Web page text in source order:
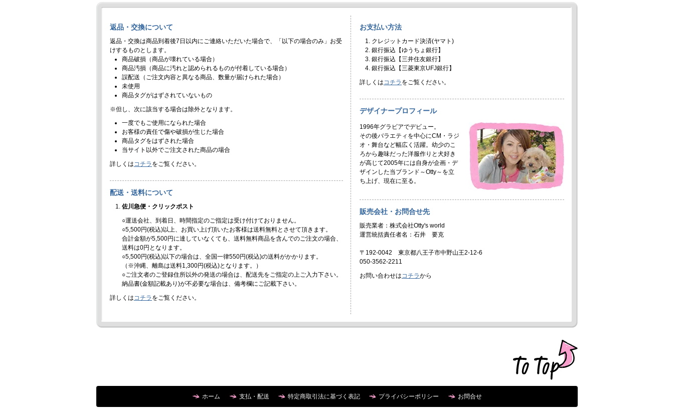
返品・交換について
返品・交換は商品到着後7日以内にご連絡いただいた場合で、「以下の場合のみ」お受
けするものとします。
商品破損（商品が壊れている場合）
商品汚損（商品に汚れと認められるものが付着している場合）
誤配送（ご注文内容と異なる商品、数量が届けられた場合）
未使用
商品タグがはずされていないもの
※但し、次に該当する場合は除外となります。
一度でもご使用になられた場合
お客様の責任で傷や破損が生じた場合
商品タグをはずされた場合
当サイト以外でご注文された商品の場合
詳しくは コチラ をご覧ください。
配送・送料について
佐川急便・クリックポスト
○運送会社、到着日、時間指定のご指定は受け付けておりません。
○5,500円(税込)以上、お買い上げ頂いたお客様は送料無料とさせて頂きます。
合計金額が5,500円に達していなくても、送料無料商品を含んでのご注文の場合、
送料は0円となります。
○5,500円(税込)以下の場合は、全国一律550円(税込)の送料がかかります。
（※沖縄、離島は送料1,300円(税込)となります。）
○ご注文者のご登録住所以外の発送の場合は、配送先をご指定の上ご入力下さい。
納品書(金額記載あり)が不必要な場合は、備考欄にご記載下さい。
詳しくは コチラ をご覧ください。
お支払い方法
クレジットカード決済(ヤマト)
銀行振込【ゆうちょ銀行】
銀行振込【三井住友銀行】
銀行振込【三菱東京UFJ銀行】
詳しくは コチラ をご覧ください。
デザイナープロフィール
1996年グラビアでデビュー。
その後バラエティを中心にCM・ラジ
オ・舞台など幅広く活躍。幼少のこ
ろから趣味だった洋服作りと犬好き
が高じて2005年には自身が企画・デ
ザインした当ブランド～Otty～を立
ち上げ、現在に至る。
販売会社・お問合せ先
販売業者：株式会社Otty's world
運営統括責任者名：石井 要克
〒192-0042 東京都八王子市中野山王2-12-6
050-3562-2211
お問い合わせは コチラから
ホーム 支払・配送 特定商取引法に基づく表記 プライバシーポリシー お問合せ